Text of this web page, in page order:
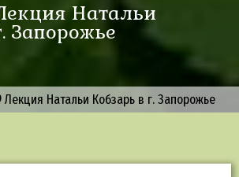
Натальи
Запорожье
Лекция Натальи Кобзарь в г. Запорожье